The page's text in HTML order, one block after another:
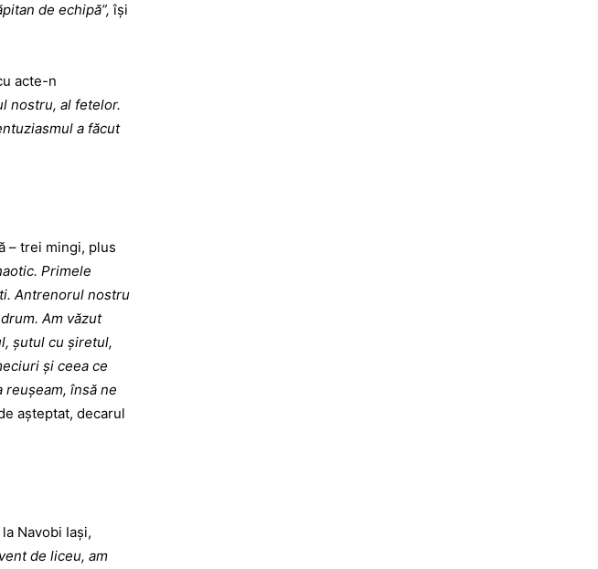
de echipă”, îşi
acte-n
nostru, al fetelor.
a făcut
trei mingi, plus
Primele
Antrenorul nostru
Am văzut
şutul cu şiretul,
şi ceea ce
însă ne
aşteptat, decarul
Navobi Iaşi,
de liceu, am